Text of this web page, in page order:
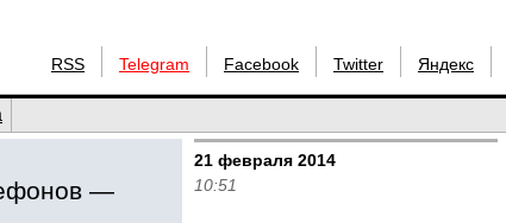
RSS Telegram Facebook Twitter Яндекс
—
21 февраля 2014
10:51